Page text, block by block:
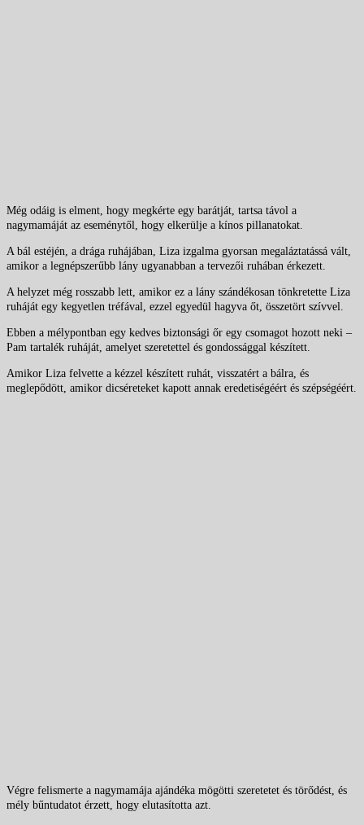
Még odáig is elment, hogy megkérte egy barátját, tartsa távol a
nagymamáját az eseménytől, hogy elkerülje a kínos pillanatokat.
A bál estéjén, a drága ruhájában, Liza izgalma gyorsan megaláztatássá vált,
amikor a legnépszerűbb lány ugyanabban a tervezői ruhában érkezett.
A helyzet még rosszabb lett, amikor ez a lány szándékosan tönkretette Liza
ruháját egy kegyetlen tréfával, ezzel egyedül hagyva őt, összetört szívvel.
Ebben a mélypontban egy kedves biztonsági őr egy csomagot hozott neki –
Pam tartalék ruháját, amelyet szeretettel és gondossággal készített.
Amikor Liza felvette a kézzel készített ruhát, visszatért a bálra, és
meglepődött, amikor dicséreteket kapott annak eredetiségéért és szépségéért.
Végre felismerte a nagymamája ajándéka mögötti szeretetet és törődést, és
mély bűntudatot érzett, hogy elutasította azt.